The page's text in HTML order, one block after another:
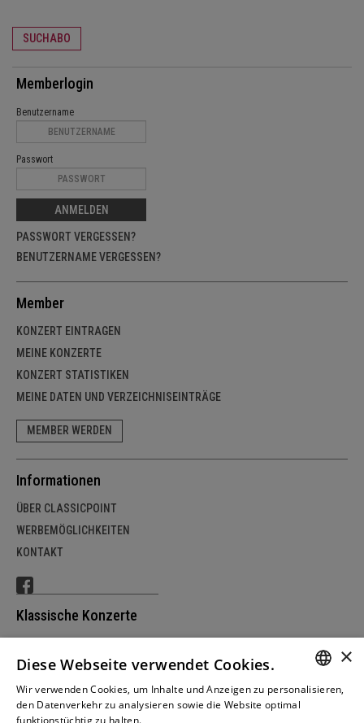
SUCHABO
Memberlogin
Benutzername
Passwort
ANMELDEN
PASSWORT VERGESSEN?
BENUTZERNAME VERGESSEN?
Member
KONZERT EINTRAGEN
MEINE KONZERTE
KONZERT STATISTIKEN
MEINE DATEN UND VERZEICHNISEINTRÄGE
MEMBER WERDEN
Informationen
ÜBER CLASSICPOINT
WERBEMÖGLICHKEITEN
KONTAKT
Klassische Konzerte
DEUTSCHLAND
ÖSTERREICH
×
Diese Webseite verwendet Cookies.
Wir verwenden Cookies, um Inhalte und Anzeigen zu personalisieren,
den Datenverkehr zu analysieren sowie die Website optimal
funktionstüchtig zu halten.